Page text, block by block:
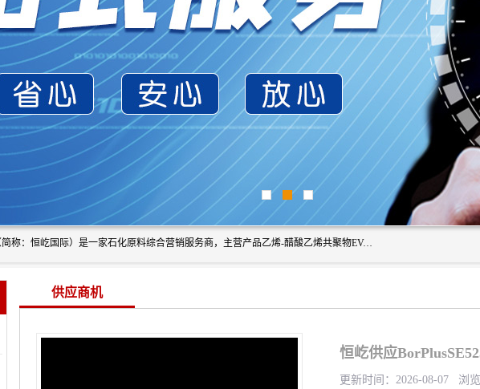
东莞市恒屹国际贸易有限公司（简称：恒屹国际）是一家石化原料综合营销服务商，主营产品乙烯-醋酸乙烯共聚物EVA、聚酰胺PA（尼龙）、醚酯型热塑弹性体TPEE等，公司秉承以市场为导向的战略思想，致力于大宗石化原料在中国市场的营销服务业务，为客户提供一站式的全面服务。
供应商机
恒屹供应
更新时间：2026-08-07 浏